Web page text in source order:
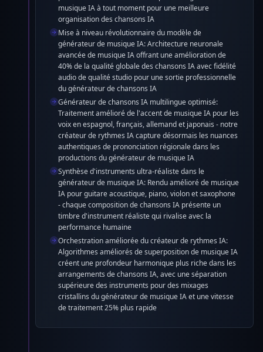
amélioré avec traitement d'accent optimisé pour les voix
en espagnol, français, allemand et japonais. Synthèse
d'instruments ultra-réaliste et orchestration de musique
IA améliorée créent des productions professionnelles du
générateur de musique IA avec une vitesse de traitement
25% plus rapide.
musique IA à tout moment pour une meilleure
organisation des chansons IA
Mise à niveau révolutionnaire du modèle de
générateur de musique IA: Architecture neuronale
avancée de musique IA offrant une amélioration de
40% de la qualité globale des chansons IA avec fidélité
audio de qualité studio pour une sortie professionnelle
du générateur de chansons IA
Générateur de chansons IA multilingue optimisé:
Traitement amélioré de l'accent de musique IA pour les
voix en espagnol, français, allemand et japonais - notre
créateur de rythmes IA capture désormais les nuances
authentiques de prononciation régionale dans les
productions du générateur de musique IA
Synthèse d'instruments ultra-réaliste dans le
générateur de musique IA: Rendu amélioré de musique
IA pour guitare acoustique, piano, violon et saxophone
- chaque composition de chansons IA présente un
timbre d'instrument réaliste qui rivalise avec la
performance humaine
Orchestration améliorée du créateur de rythmes IA:
Algorithmes améliorés de superposition de musique IA
créent une profondeur harmonique plus riche dans les
arrangements de chansons IA, avec une séparation
supérieure des instruments pour des mixages
cristallins du générateur de musique IA et une vitesse
de traitement 25% plus rapide